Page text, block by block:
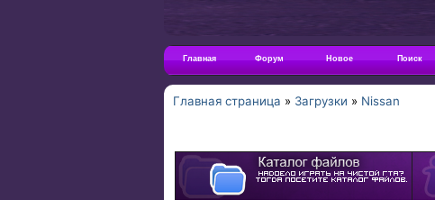
Главная Форум Новое Поиск
Главная страница » Загрузки » Nissan